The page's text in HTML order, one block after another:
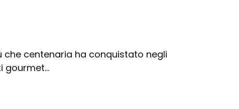
che centenaria ha conquistato negli
gourmet…